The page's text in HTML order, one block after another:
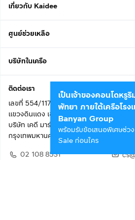
เกี่ยวกับ Kaidee
ศูนย์ช่วยเหลือ
บริษัทในเครือ
ติดต่อเรา
เลขที่ 554/117 อาคารสกายไนน์ เซ็นเตอร์
แขวงดินแดง เขตดินแดง
บริษัท เคดี มาร์เก็ตเพลส จำกัด (สำนักงานใ
กรุงเทพมหานคร 10400
02 108 8531
เป็นเจ้าของคอนโดหรูริ
พัทยา ภายใต้เครือโรง
Banyan Group
พร้อมรับข้อเสนอพิเศษช่ว
Sale ก่อนใคร